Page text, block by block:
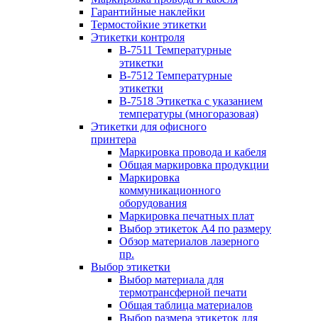
Гарантийные наклейки
Термостойкие этикетки
Этикетки контроля
B-7511 Температурные
этикетки
B-7512 Температурные
этикетки
B-7518 Этикетка с указанием
температуры (многоразовая)
Этикетки для офисного
принтера
Маркировка провода и кабеля
Общая маркировка продукции
Маркировка
коммуникационного
оборудования
Маркировка печатных плат
Выбор этикеток А4 по размеру
Обзор материалов лазерного
пр.
Выбор этикетки
Выбор материала для
термотрансферной печати
Общая таблица материалов
Выбор размера этикеток для